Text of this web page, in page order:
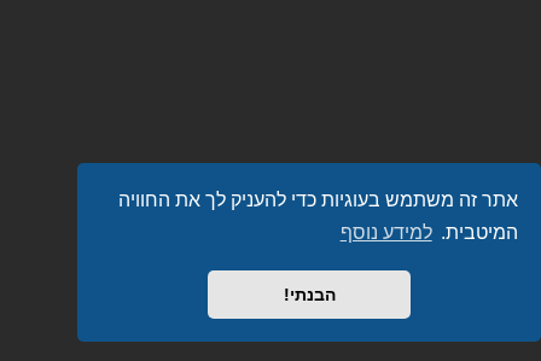
אתר זה משתמש בעוגיות כדי להעניק לך את החוויה
המיטבית. למידע נוסף
הבנתי!